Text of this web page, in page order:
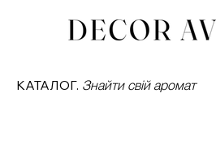
КАТАЛОГ. Знайти свій аромат